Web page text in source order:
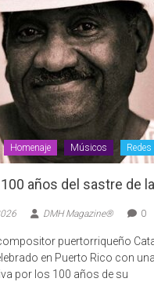
Homenaje Músicos
años del sastre de
DMH Magazine® 0
puertorriqueño
en Puerto Rico con
por los 100 años de su